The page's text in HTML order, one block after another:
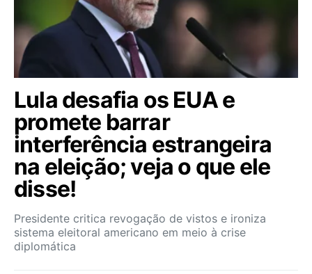
Lula desafia os EUA e
promete barrar
interferência estrangeira
na eleição; veja o que ele
disse!
Presidente critica revogação de vistos e ironiza
sistema eleitoral americano em meio à crise
diplomática